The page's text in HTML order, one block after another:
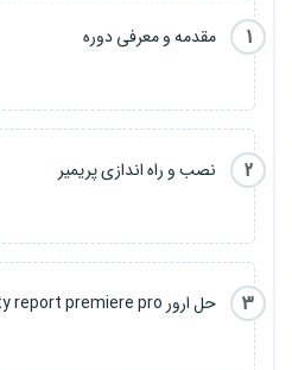
1
مقدمه و معرفی دوره
2
نصب و راه اندازی پریمیر
3
حل ارور system compatibility report premiere pro